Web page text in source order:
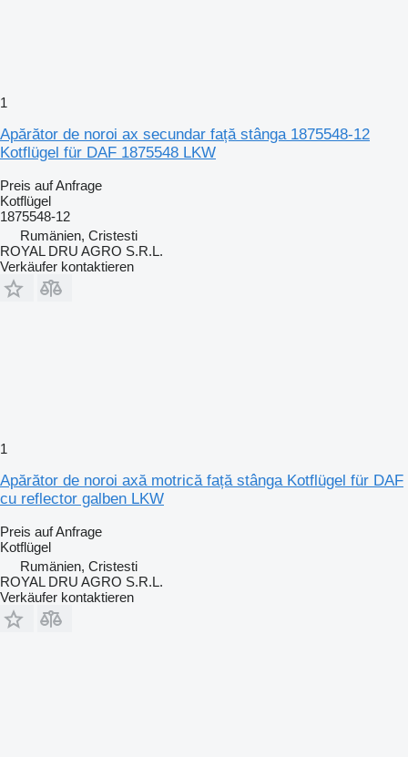
1
Apărător de noroi ax secundar față stânga 1875548-12
Kotflügel für DAF 1875548 LKW
Preis auf Anfrage
Kotflügel
1875548-12
Rumänien, Cristesti
ROYAL DRU AGRO S.R.L.
Verkäufer kontaktieren
1
Apărător de noroi axă motrică față stânga Kotflügel für DAF
cu reflector galben LKW
Preis auf Anfrage
Kotflügel
Rumänien, Cristesti
ROYAL DRU AGRO S.R.L.
Verkäufer kontaktieren